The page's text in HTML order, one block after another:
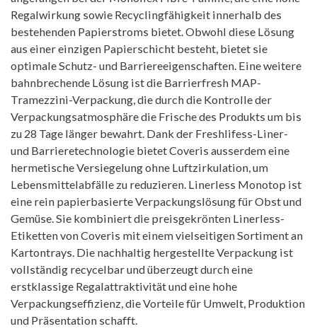
Regalwirkung sowie Recyclingfähigkeit innerhalb des
bestehenden Papierstroms bietet. Obwohl diese Lösung
aus einer einzigen Papierschicht besteht, bietet sie
optimale Schutz- und Barriereeigenschaften. Eine weitere
bahnbrechende Lösung ist die Barrierfresh MAP-
Tramezzini-Verpackung, die durch die Kontrolle der
Verpackungsatmosphäre die Frische des Produkts um bis
zu 28 Tage länger bewahrt. Dank der Freshlifess-Liner-
und Barrieretechnologie bietet Coveris ausserdem eine
hermetische Versiegelung ohne Luftzirkulation, um
Lebensmittelabfälle zu reduzieren. Linerless Monotop ist
eine rein papierbasierte Verpackungslösung für Obst und
Gemüse. Sie kombiniert die preisgekrönten Linerless-
Etiketten von Coveris mit einem vielseitigen Sortiment an
Kartontrays. Die nachhaltig hergestellte Verpackung ist
vollständig recycelbar und überzeugt durch eine
erstklassige Regalattraktivität und eine hohe
Verpackungseffizienz, die Vorteile für Umwelt, Produktion
und Präsentation schafft.